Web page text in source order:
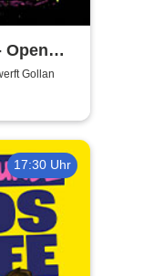
Open
Gollan
17:30 Uhr